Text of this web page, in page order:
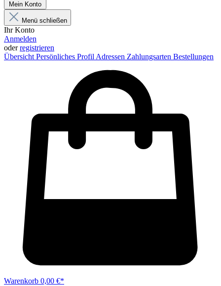
Mein Konto
Menü schließen
Ihr Konto
Anmelden
oderregistrieren
Übersicht Persönliches Profil Adressen Zahlungsarten Bestellungen
Warenkorb 0,00 €*